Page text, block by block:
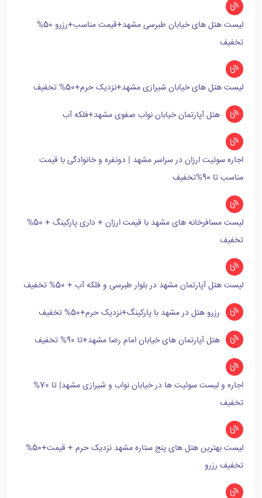
لیست هتل های خیابان طبرسی مشهد+قیمت مناسب+رزرو 50%
تخفیف
لیست هتل های خیابان شیرازی مشهد+نزدیک حرم+50% تخفیف
هتل آپارتمان خیابان نواب صفوی مشهد+فلکه آب
اجاره سوئیت ارزان در سراسر مشهد | دونفره و خانوادگی با قیمت
مناسب تا 90%تخفیف
لیست مسافرخانه های مشهد با قیمت ارزان + داری پارکینگ + 50%
تخفیف
لیست هتل آپارتمان مشهد در بلوار طبرسی و فلکه آب + 50% تخفیف
رزرو هتل در مشهد با پارکینگ+نزدیک حرم+50% تخفیف
هتل آپارتمان های خیابان امام رضا مشهد+تا 90% تخفیف
اجاره و لیست سوئیت ها در خیابان نواب و شیرازی مشهد| تا 70%
تخفیف
لیست بهترین هتل های پنج ستاره مشهد نزدیک حرم + قیمت+50%
تخفیف رزرو